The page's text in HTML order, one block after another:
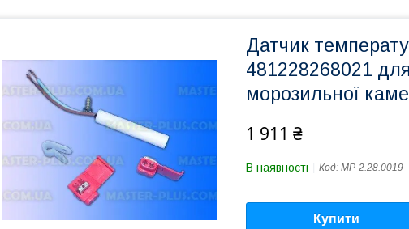
Датчик
481228268021
морозильної
1 911 ₴
В наявності Код: MP-2.28.0019
Купити